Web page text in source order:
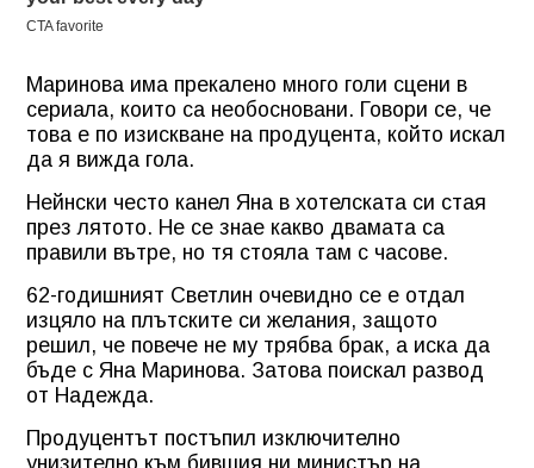
Маринова има прекалено много голи сцени в
сериала, които са необосновани. Говори се, че
това е по изискване на продуцента, който искал
да я вижда гола.
Нейнски често канел Яна в хотелската си стая
през лятото. Не се знае какво двамата са
правили вътре, но тя стояла там с часове.
62-годишният Светлин очевидно се е отдал
изцяло на плътските си желания, защото
решил, че повече не му трябва брак, а иска да
бъде с Яна Маринова. Затова поискал развод
от Надежда.
Продуцентът постъпил изключително